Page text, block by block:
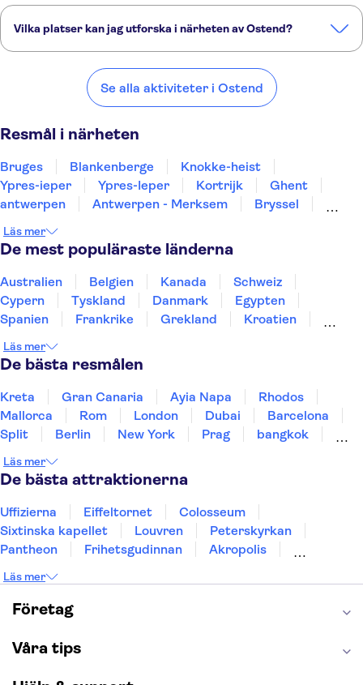
Vilka platser kan jag utforska i närheten av Ostend?
Blankenberge Knokke-heist Ypres-ieper
Se alla aktiviteter i Ostend
Resmål i närheten
Bruges Blankenberge
Knokke-heist
Ypres-ieper
Ypres-Ieper Kortrijk
Ghent
antwerpen
Antwerpen - Merksem
Bryssel
Läs mer
De mest populäraste länderna
Australien Belgien Kanada
Schweiz
Cypern
Tyskland Danmark
Egypten
Spanien
Frankrike Grekland
Kroatien
Sverige
Thailand
Läs mer
De bästa resmålen
Kreta Gran Canaria Ayia Napa
Rhodos
Mallorca
Rom London Dubai
Barcelona
Split
Berlin New York Prag
bangkok
Uppsala
Helsingborg
Läs mer
De bästa attraktionerna
Uffizierna Eiffeltornet
Colosseum
Sixtinska kapellet
Louvren
Peterskyrkan
Pantheon
Frihetsgudinnan
Akropolis
Burj Khalifa
Keukenhof
Alcatraz
Saltgruvan i Wieliczka
London Dungeon
Läs mer
Företag
Våra tips